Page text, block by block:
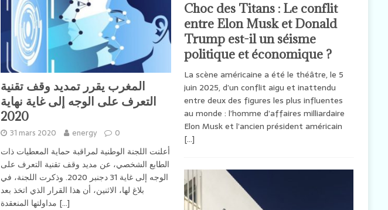
المغرب يقرر تمديد وقف تقنية
التعرف على الوجه إلى غاية نهاية
2020
31 mars 2020 energy 0
أعلنت اللجنة الوطنية لمراقبة حماية المعطيات ذات
الطابع الشخصي، عن مديد وقف تقنية التعرف على
الوجه إلى غاية 31 دجنبر 2020. وذكرت اللجنة، في
بلاغ لها، الاثنين، أن هذا القرار الذي اتخذ بعد
[…]
Choc des Titans : Le conflit
entre Elon Musk et Donald
Trump est-il un séisme
politique et économique ?
La scène américaine a été le théâtre, le 5
juin 2025, d’un conflit aigu et inattendu
entre deux des figures les plus influentes
au monde : l’homme d’affaires milliardaire
Elon Musk et l’ancien président américain
[…]